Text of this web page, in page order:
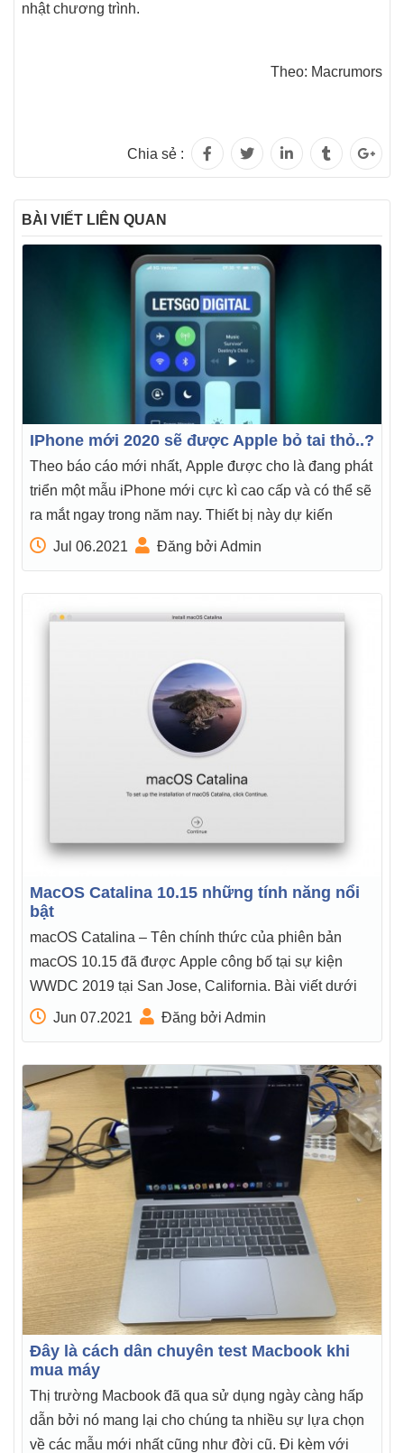
nhật chương trình.
Theo: Macrumors
Chia sẻ :
BÀI VIẾT LIÊN QUAN
IPhone mới 2020 sẽ được Apple bỏ tai thỏ..?
Theo báo cáo mới nhất, Apple được cho là đang phát
triển một mẫu iPhone mới cực kì cao cấp và có thể sẽ
ra mắt ngay trong năm nay. Thiết bị này dự kiến
Jul 06.2021 Đăng bởi Admin
MacOS Catalina 10.15 những tính năng nổi
bật
macOS Catalina – Tên chính thức của phiên bản
macOS 10.15 đã được Apple công bố tại sự kiện
WWDC 2019 tại San Jose, California. Bài viết dưới
Jun 07.2021 Đăng bởi Admin
Đây là cách dân chuyên test Macbook khi
mua máy
Thị trường Macbook đã qua sử dụng ngày càng hấp
dẫn bởi nó mang lại cho chúng ta nhiều sự lựa chọn
về các mẫu mới nhất cũng như đời cũ. Đi kèm với